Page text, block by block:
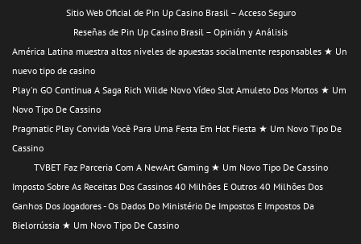
Sitio Web Oficial de Pin Up Casino Brasil – Acceso Seguro
Reseñas de Pin Up Casino Brasil – Opinión y Análisis
América Latina muestra altos niveles de apuestas socialmente responsables ★ Un
nuevo tipo de casino
Play'n GO Continua A Saga Rich Wilde Novo Vídeo Slot Amuleto Dos Mortos ★ Um
Novo Tipo De Cassino
Pragmatic Play Convida Você Para Uma Festa Em Hot Fiesta ★ Um Novo Tipo De
Cassino
TVBET Faz Parceria Com A NewArt Gaming ★ Um Novo Tipo De Cassino
Imposto Sobre As Receitas Dos Cassinos 40 Milhões E Outros 40 Milhões Dos
Ganhos Dos Jogadores - Os Dados Do Ministério De Impostos E Impostos Da
Bielorrússia ★ Um Novo Tipo De Cassino